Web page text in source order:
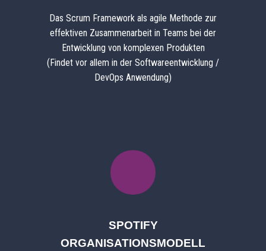
Das Scrum Framework als agile Methode zur
effektiven Zusammenarbeit in Teams bei der
Entwicklung von komplexen Produkten
(Findet vor allem in der Softwareentwicklung /
DevOps Anwendung)
SPOTIFY
ORGANISATIONSMODELL